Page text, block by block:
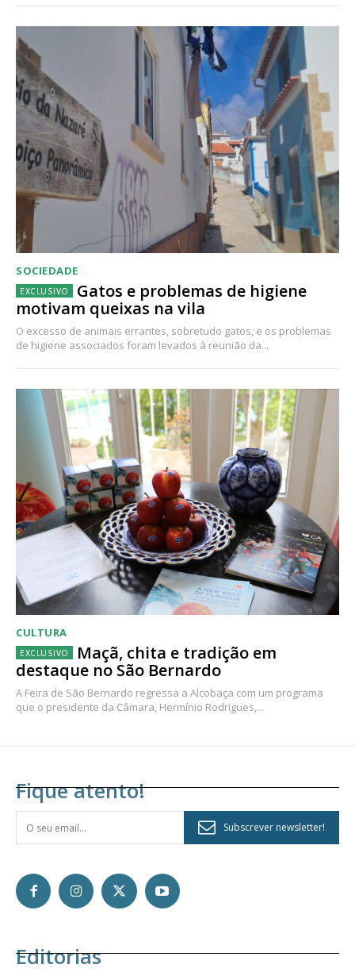
SOCIEDADE
Gatos e problemas de higiene
motivam queixas na vila
O excesso de animais errantes, sobretudo gatos, e os problemas
de higiene associados foram levados à reunião da...
CULTURA
Maçã, chita e tradição em
destaque no São Bernardo
A Feira de São Bernardo regressa a Alcobaça com um programa
que o presidente da Câmara, Hermínio Rodrigues,...
Fique atento!
Subscrever newsletter!
Editorias